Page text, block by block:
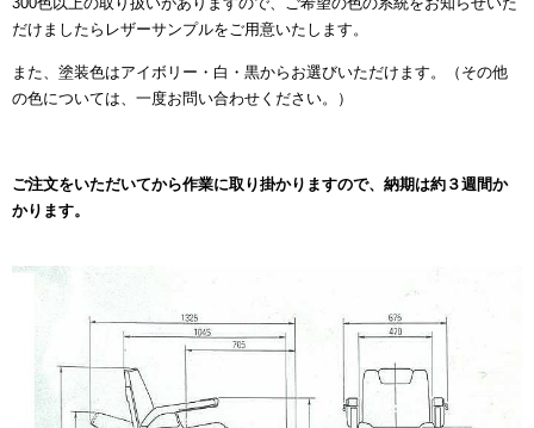
だけましたらレザーサンプルをご用意いたします。
また、塗装色はアイボリー・白・黒からお選びいただけます。（その他
の色については、一度お問い合わせください。）
ご注文をいただいてから作業に取り掛かりますので、納期は約３週間か
かります。